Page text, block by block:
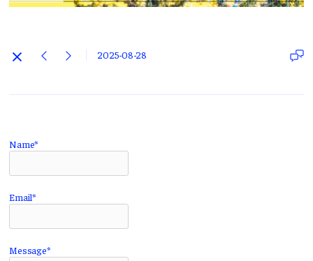
2025-08-28
Name*
Email*
Message*